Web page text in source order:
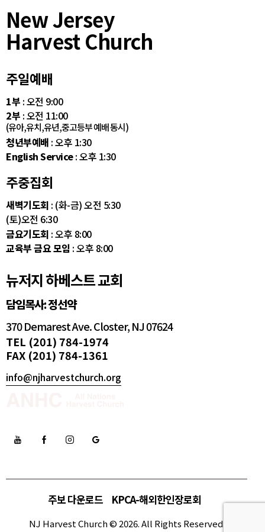
New Jersey
Harvest Church
주일예배
1부 : 오전 9:00
2부 : 오전 11:00
(유아,유치,유년,중고등부 예배 동시)
청년부예배 : 오후 1:30
English Service: 오후 1:30
주중집회
새벽기도회 : (화-금) 오전 5:30
(토)오전 6:30
금요기도회 : 오후 8:00
교육부 금요 모임 : 오후 8:00
뉴저지 하베스트 교회
담임목사: 정선약
370 Demarest Ave. Closter, NJ 07624
TEL (201) 784-1974
FAX (201) 784-1361
info@njharvestchurch.org
주보 다운로드 KPCA-해외한인장로회
NJ Harvest Church © 2026. All Rights Reserved.